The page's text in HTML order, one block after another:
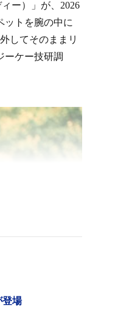
ー）」が、2026
ットを腕の中に
してそのままリ
ーケー技研調
登場